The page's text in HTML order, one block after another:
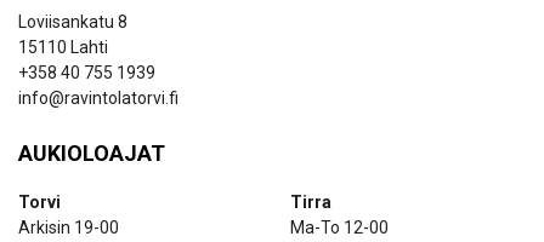
Loviisankatu 8
15110 Lahti
+358 40 755 1939
info@ravintolatorvi.fi
AUKIOLOAJAT
Torvi
Arkisin 19-00
Tirra
Ma-To 12-00